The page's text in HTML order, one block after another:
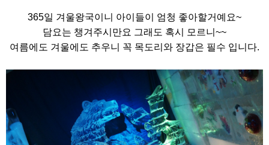
365일 겨울왕국이니 아이들이 엄청 좋아할거예요~
담요는 챙겨주시만요 그래도 혹시 모르니~~
여름에도 겨울에도 추우니 꼭 목도리와 장갑은 필수 입니다.